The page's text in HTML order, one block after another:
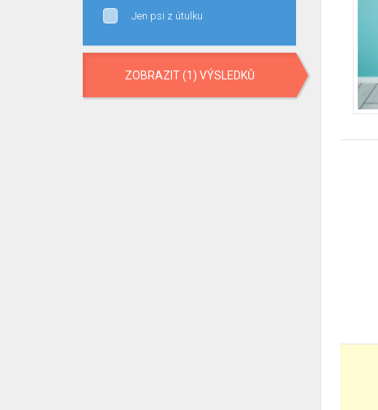
Jen psi z útulku
ZOBRAZIT (1) VÝSLEDKŮ